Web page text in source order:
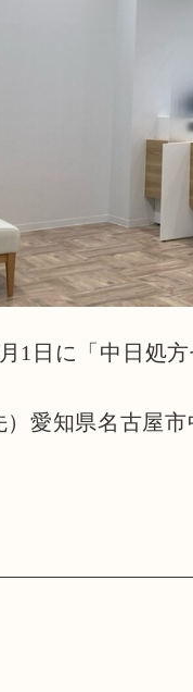
1日に「中日処
）愛知県名古屋